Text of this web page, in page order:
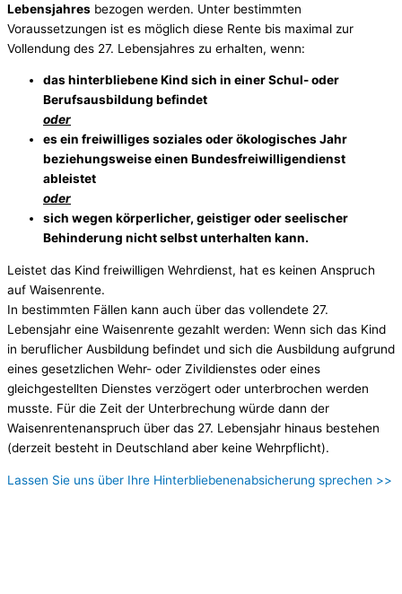
Lebensjahres bezogen werden. Unter bestimmten
Voraussetzungen ist es möglich diese Rente bis maximal zur
Vollendung des 27. Lebensjahres zu erhalten, wenn:
das hinterbliebene Kind sich in einer Schul- oder
Berufsausbildung befindet
oder
es ein freiwilliges soziales oder ökologisches Jahr
beziehungsweise einen Bundesfreiwilligendienst
ableistet
oder
sich wegen körperlicher, geistiger oder seelischer
Behinderung nicht selbst unterhalten kann.
Leistet das Kind freiwilligen Wehrdienst, hat es keinen Anspruch
auf Waisenrente.
In bestimmten Fällen kann auch über das vollendete 27.
Lebensjahr eine Waisenrente gezahlt werden: Wenn sich das Kind
in beruflicher Ausbildung befindet und sich die Ausbildung aufgrund
eines gesetzlichen Wehr- oder Zivildienstes oder eines
gleichgestellten Dienstes verzögert oder unterbrochen werden
musste. Für die Zeit der Unterbrechung würde dann der
Waisenrentenanspruch über das 27. Lebensjahr hinaus bestehen
(derzeit besteht in Deutschland aber keine Wehrpflicht).
Lassen Sie uns über Ihre Hinterbliebenenabsicherung sprechen >>